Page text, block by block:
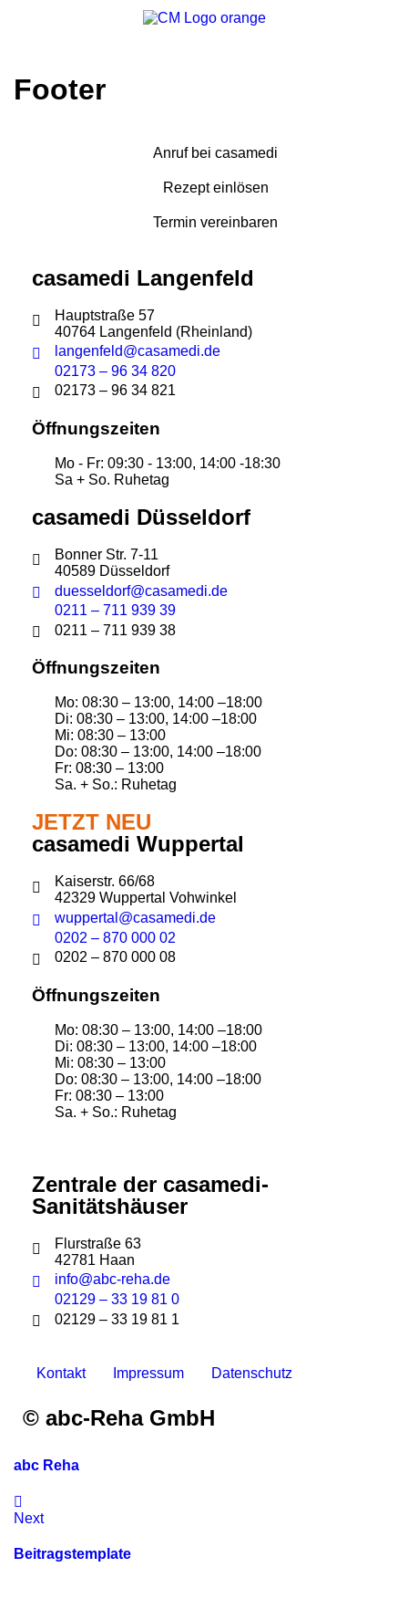
Footer
Anruf bei casamedi
Rezept einlösen
Termin vereinbaren
casamedi Langenfeld
Hauptstraße 57
40764 Langenfeld (Rheinland)
langenfeld@casamedi.de
02173 – 96 34 820
02173 – 96 34 821
Öffnungszeiten
Mo - Fr: 09:30 - 13:00, 14:00 -18:30
Sa + So. Ruhetag
casamedi Düsseldorf
Bonner Str. 7-11
40589 Düsseldorf
duesseldorf@casamedi.de
0211 – 711 939 39
0211 – 711 939 38
Öffnungszeiten
Mo: 08:30 – 13:00, 14:00 –18:00
Di: 08:30 – 13:00, 14:00 –18:00
Mi: 08:30 – 13:00
Do: 08:30 – 13:00, 14:00 –18:00
Fr: 08:30 – 13:00
Sa. + So.: Ruhetag
JETZT NEU
casamedi Wuppertal
Kaiserstr. 66/68
42329 Wuppertal Vohwinkel
wuppertal@casamedi.de
0202 – 870 000 02
0202 – 870 000 08
Öffnungszeiten
Mo: 08:30 – 13:00, 14:00 –18:00
Di: 08:30 – 13:00, 14:00 –18:00
Mi: 08:30 – 13:00
Do: 08:30 – 13:00, 14:00 –18:00
Fr: 08:30 – 13:00
Sa. + So.: Ruhetag
Zentrale der casamedi-
Sanitätshäuser
Flurstraße 63
42781 Haan
info@abc-reha.de
02129 – 33 19 81 0
02129 – 33 19 81 1
© abc-Reha GmbH
Kontakt Impressum Datenschutz
abc Reha
Next
Beitragstemplate